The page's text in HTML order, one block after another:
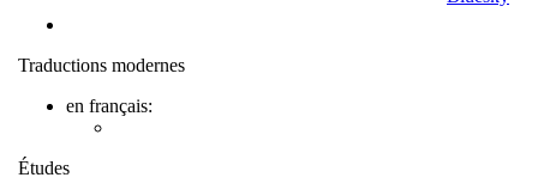
Traductions modernes
en français:
Études